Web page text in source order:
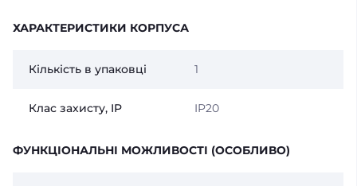
ХАРАКТЕРИСТИКИ КОРПУСА
Кількість в упаковці 1
Клас захисту, IP IP20
ФУНКЦІОНАЛЬНІ МОЖЛИВОСТІ (ОСОБЛИВО)